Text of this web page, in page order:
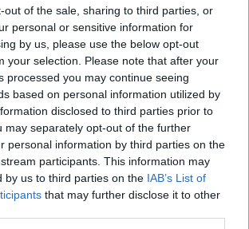
out of the sale, sharing to third parties, or
personal or sensitive information for
by us, please use the below opt-out
your selection. Please note that after your
processed you may continue seeing
based on personal information utilized by
disclosed to third parties prior to
may separately opt-out of the further
personal information by third parties on the
participants. This information may
by us to third parties on the IAB’s List of
that may further disclose it to other
Su WhatsApp al numero +39
345 356 7512
Notizie in tempo reale?
Entra nel canale telegram di
GalluraOggi.it